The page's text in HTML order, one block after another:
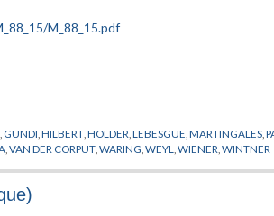
GUNDI ,HILBERT ,HOLDER ,LEBESGUE ,MARTINGALES ,
,VAN DER CORPUT ,WARING ,WEYL ,WIENER ,WINTNER